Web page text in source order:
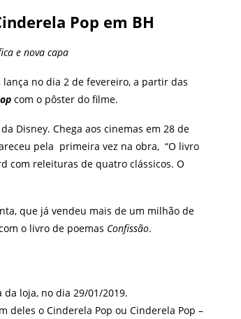
Pop em BH
e nova capa
no dia 2 de fevereiro, a partir das
com o pôster do filme.
Disney. Chega aos cinemas em 28 de
pela primeira vez na obra, “O livro
com releituras de quatro clássicos. O
que já vendeu mais de um milhão de
o livro de poemas Confissão.
loja, no dia 29/01/2019.
o Cinderela Pop ou Cinderela Pop –